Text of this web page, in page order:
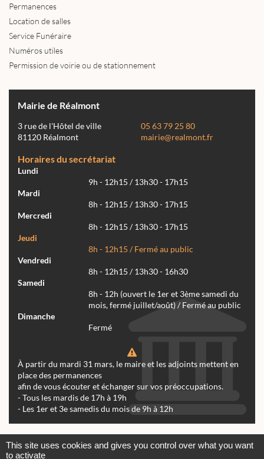
Permanences
Location de salles
Service Funéraire
Numéros utiles
Permission de voirie ou de stationnement
Mairie de Réalmont
3 rue de l'Hôtel de ville
81120 Réalmont
05 63 79 25 80
mairie@realmont.fr
Horaires du secrétariat
Lundi
9h - 12h15 / 13h30 - 17h15
Mardi
8h - 12h15 / 13h30 - 17h15
Mercredi
8h - 12h15 / 13h30 - 17h15
Jeudi
8h - 12h15 / Fermé au public
Vendredi
8h - 12h15 / 13h30 - 16h30
Samedi
8h - 12h (ouvert le 1er et 3ème samedi du
mois, fermé juillet/août) / Fermé au public
Dimanche
Fermé
À partir du mardi 31 mars, le maire et les adjoints mettent en
place des permanences
afin de vous écouter et échanger sur vos préoccupations.
- Tous les mardis de 17h à 19h
- Les 1er et 3e samedis du mois de 9h à 12h
This site uses cookies and gives you control over what you want
to activate